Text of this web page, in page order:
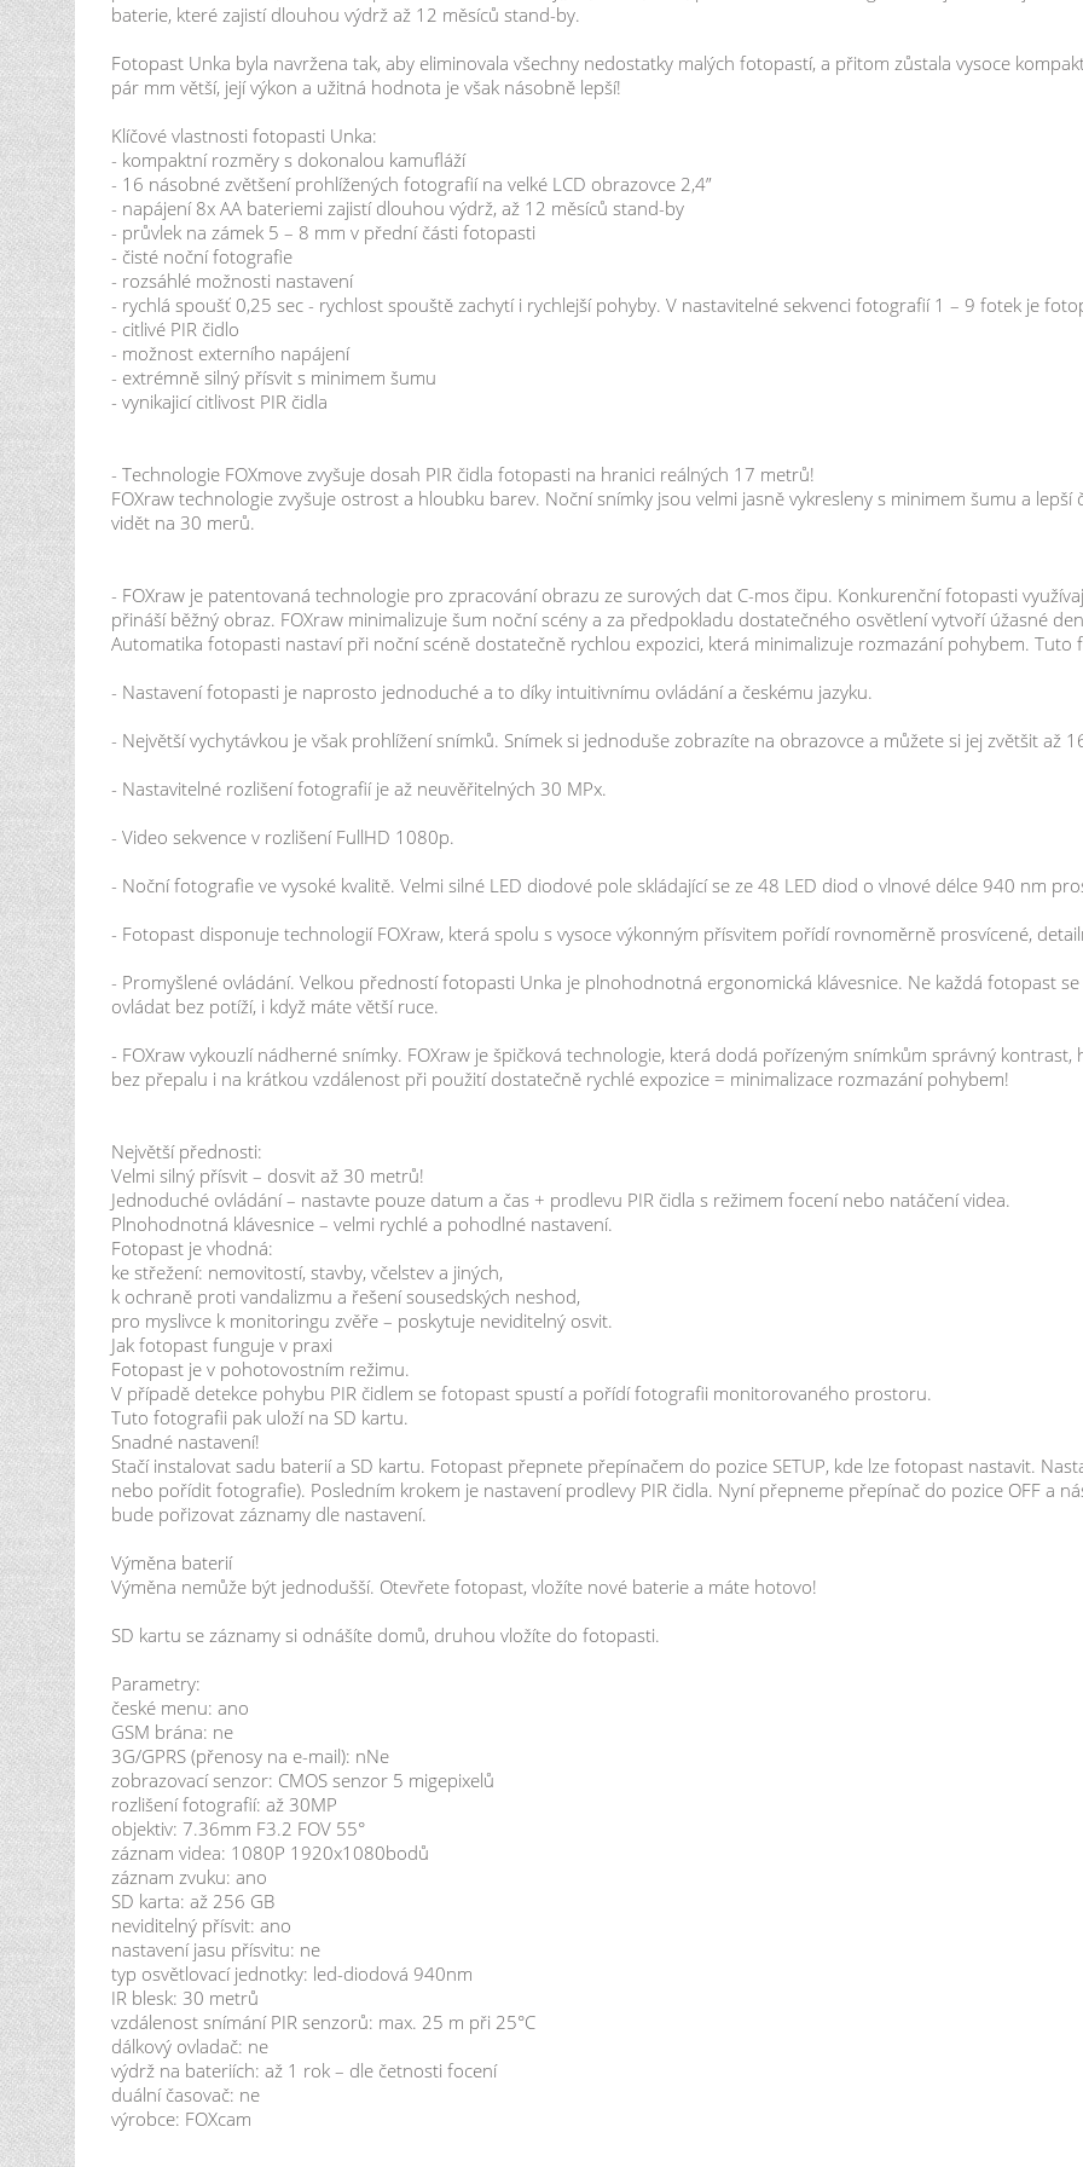
obrazovce a můžete si jej zvětšit až 16x!!! -
FOXraw je špičková technologie, která
jiných, k ochraně proti vandalizmu a řešení
monitoringu zvěře – poskytuje neviditelný
nastavení! Stačí instalovat sadu baterií a
SETUP, kde lze fotopast nastavit.
nebo pořídit fotografie). Posledním krokem
přepínač do pozice OFF a následně do
fotopast, vložíte nové baterie a máte
zvuku: ano SD karta: až 256 GB
osvětlovací jednotky: led-diodová 940nm
senzorů: max. 25 m při 25°C dálkový
baterie, které zajistí dlouhou výdrž až 12 měsíců stand-by.
Fotopast Unka byla navržena tak, aby eliminovala všechny nedostatky malých fotopastí, a přitom zůstala vysoce
pár mm větší, její výkon a užitná hodnota je však násobně lepší!
Klíčové vlastnosti fotopasti Unka:
- kompaktní rozměry s dokonalou kamufláží
- 16 násobné zvětšení prohlížených fotografií na velké LCD obrazovce 2,4”
- napájení 8x AA bateriemi zajistí dlouhou výdrž, až 12 měsíců stand-by
- průvlek na zámek 5 – 8 mm v přední části fotopasti
- čisté noční fotografie
- rozsáhlé možnosti nastavení
- rychlá spoušť 0,25 sec - rychlost spouště zachytí i rychlejší pohyby. V nastavitelné sekvenci fotografií 1 – 9 fotek je
- citlivé PIR čidlo
- možnost externího napájení
- extrémně silný přísvit s minimem šumu
- vynikajicí citlivost PIR čidla
- Technologie FOXmove zvyšuje dosah PIR čidla fotopasti na hranici reálných 17 metrů!
FOXraw technologie zvyšuje ostrost a hloubku barev. Noční snímky jsou velmi jasně vykresleny s minimem šumu a
vidět na 30 merů.
- FOXraw je patentovaná technologie pro zpracování obrazu ze surových dat C-mos čipu. Konkurenční fotopasti
přináší běžný obraz. FOXraw minimalizuje šum noční scény a za předpokladu dostatečného osvětlení vytvoří úžasné
Automatika fotopasti nastaví při noční scéně dostatečně rychlou expozici, která minimalizuje rozmazání pohybem.
- Nastavení fotopasti je naprosto jednoduché a to díky intuitivnímu ovládání a českému jazyku.
- Největší vychytávkou je však prohlížení snímků. Snímek si jednoduše zobrazíte na obrazovce a můžete si jej zvětšit až
- Nastavitelné rozlišení fotografií je až neuvěřitelných 30 MPx.
- Video sekvence v rozlišení FullHD 1080p.
- Noční fotografie ve vysoké kvalitě. Velmi silné LED diodové pole skládající se ze 48 LED diod o vlnové délce 940 nm
- Fotopast disponuje technologií FOXraw, která spolu s vysoce výkonným přísvitem pořídí rovnoměrně prosvícené,
- Promyšlené ovládání. Velkou předností fotopasti Unka je plnohodnotná ergonomická klávesnice. Ne každá fotopast
ovládat bez potíží, i když máte větší ruce.
- FOXraw vykouzlí nádherné snímky. FOXraw je špičková technologie, která dodá pořízeným snímkům správný
bez přepalu i na krátkou vzdálenost při použití dostatečně rychlé expozice = minimalizace rozmazání pohybem!
Největší přednosti:
Velmi silný přísvit – dosvit až 30 metrů!
Jednoduché ovládání – nastavte pouze datum a čas + prodlevu PIR čidla s režimem focení nebo natáčení videa.
Plnohodnotná klávesnice – velmi rychlé a pohodlné nastavení.
Fotopast je vhodná:
ke střežení: nemovitostí, stavby, včelstev a jiných,
k ochraně proti vandalizmu a řešení sousedských neshod,
pro myslivce k monitoringu zvěře – poskytuje neviditelný osvit.
Jak fotopast funguje v praxi
Fotopast je v pohotovostním režimu.
V případě detekce pohybu PIR čidlem se fotopast spustí a pořídí fotografii monitorovaného prostoru.
Tuto fotografii pak uloží na SD kartu.
Snadné nastavení!
Stačí instalovat sadu baterií a SD kartu. Fotopast přepnete přepínačem do pozice SETUP, kde lze fotopast nastavit.
nebo pořídit fotografie). Posledním krokem je nastavení prodlevy PIR čidla. Nyní přepneme přepínač do pozice OFF a
bude pořizovat záznamy dle nastavení.
Výměna baterií
Výměna nemůže být jednodušší. Otevřete fotopast, vložíte nové baterie a máte hotovo!
SD kartu se záznamy si odnášíte domů, druhou vložíte do fotopasti.
Parametry:
české menu: ano
GSM brána: ne
3G/GPRS (přenosy na e-mail): nNe
zobrazovací senzor: CMOS senzor 5 migepixelů
rozlišení fotografií: až 30MP
objektiv: 7.36mm F3.2 FOV 55°
záznam videa: 1080P 1920x1080bodů
záznam zvuku: ano
SD karta: až 256 GB
neviditelný přísvit: ano
nastavení jasu přísvitu: ne
typ osvětlovací jednotky: led-diodová 940nm
IR blesk: 30 metrů
vzdálenost snímání PIR senzorů: max. 25 m při 25°C
dálkový ovladač: ne
výdrž na bateriích: až 1 rok – dle četnosti focení
duální časovač: ne
výrobce: FOXcam